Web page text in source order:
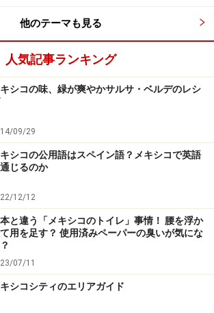
は最新情報の入手に努め、「
確認するなど、安全確保に十分注意を払ってく
他のテーマも見る
人気記事ランキング
シコの味、緑が爽やかサルサ・ベルデのレシ
09/29
シコの公用語はスペイン語？メキシコで英語
じるのか
12/12
本と違う「メキシコのトイレ」事情！ 腰を浮か
用を足す？ 使用済みペーパーの臭いが気にな
07/11
シコシティのエリアガイド